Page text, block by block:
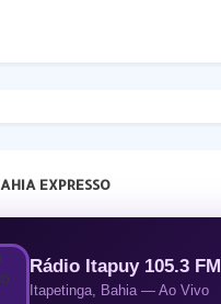
EXPRESSO
Rádio Itapuy 105.3 FM
Itapetinga, Bahia — Ao Vivo